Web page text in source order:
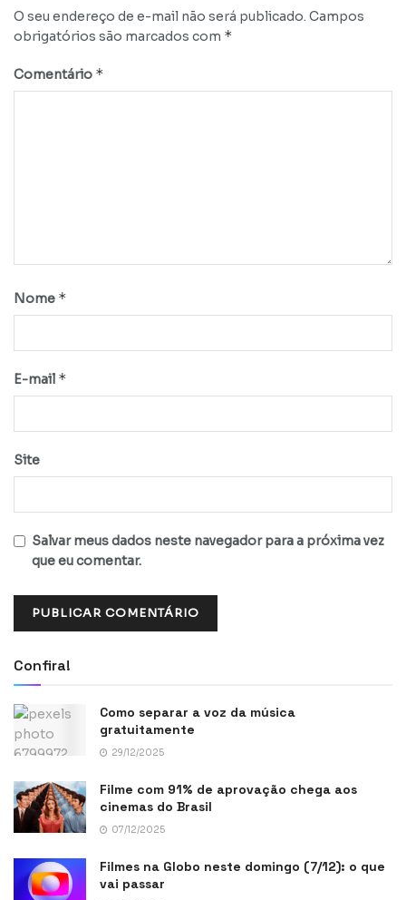
O seu endereço de e-mail não será publicado. Campos
obrigatórios são marcados com *
Comentário *
Nome *
E-mail *
Site
Salvar meus dados neste navegador para a próxima vez
que eu comentar.
Confira!
Como separar a voz da música
gratuitamente
29/12/2025
Filme com 91% de aprovação chega aos
cinemas do Brasil
07/12/2025
Filmes na Globo neste domingo (7/12): o que
vai passar